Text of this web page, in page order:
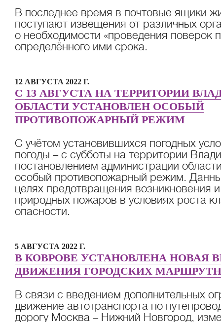
В последнее время в почтовые ящики
поступают извещения от различных
о необходимости «проведения поверок
определённого ими срока.
12 АВГУСТА 2022 Г.
С 13 АВГУСТА НА ТЕРРИТОРИИ
ОБЛАСТИ УСТАНОВЛЕН ОСОБЫЙ
ПРОТИВОПОЖАРНЫЙ РЕЖИМ
С учётом установившихся погодных
погоды – с субботы на территории
постановлением администрации
особый противопожарный режим.
целях предотвращения возникновения
природных пожаров в условиях роста
опасности.
5 АВГУСТА 2022 Г.
В КОВРОВЕ УСТАНОВЛЕНА НОВАЯ
ДВИЖЕНИЯ ГОРОДСКИХ
В связи с введением дополнительных
движение автотранспорта по
дорогу Москва – Нижний Новгород,